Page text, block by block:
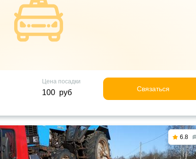
Цена посадки
100 руб Связаться
6.8